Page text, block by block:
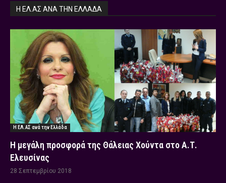
Η ΕΛ.ΑΣ ΑΝΆ ΤΗΝ ΕΛΛΆΔΑ
Η ΕΛ.ΑΣ ανά την Ελλάδα
Η μεγάλη προσφορά της Θάλειας Χούντα στο Α.Τ.
Ελευσίνας
28 Σεπτεμβρίου 2018